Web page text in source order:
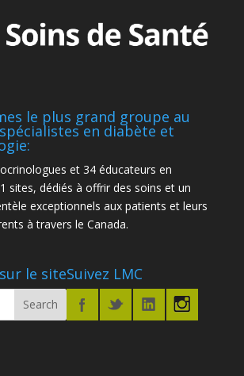
le plus grand groupe au
en diabète et
et 34 éducateurs en
sites, dédiés à offrir des soins et un
exceptionnels aux patients et leurs
à travers le Canada.
le siteSuivez LMC